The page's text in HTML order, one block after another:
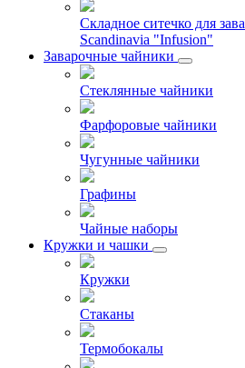
Складное ситечко для
Scandinavia "Infusion"
Заварочные чайники
Стеклянные чайники
Фарфоровые чайники
Чугунные чайники
Графины
Чайные наборы
Кружки и чашки
Кружки
Стаканы
Термобокалы